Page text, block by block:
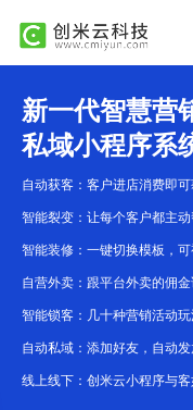
新一代智慧营
私域小程序系
自动获客：客户进店消费即
智能裂变：让每个客户都主
智能装修：一键切换模板，
自营外卖：跟平台外卖的佣
智能锁客：几十种营销活动
自动私域：添加好友，自动
线上线下：创米云小程序与